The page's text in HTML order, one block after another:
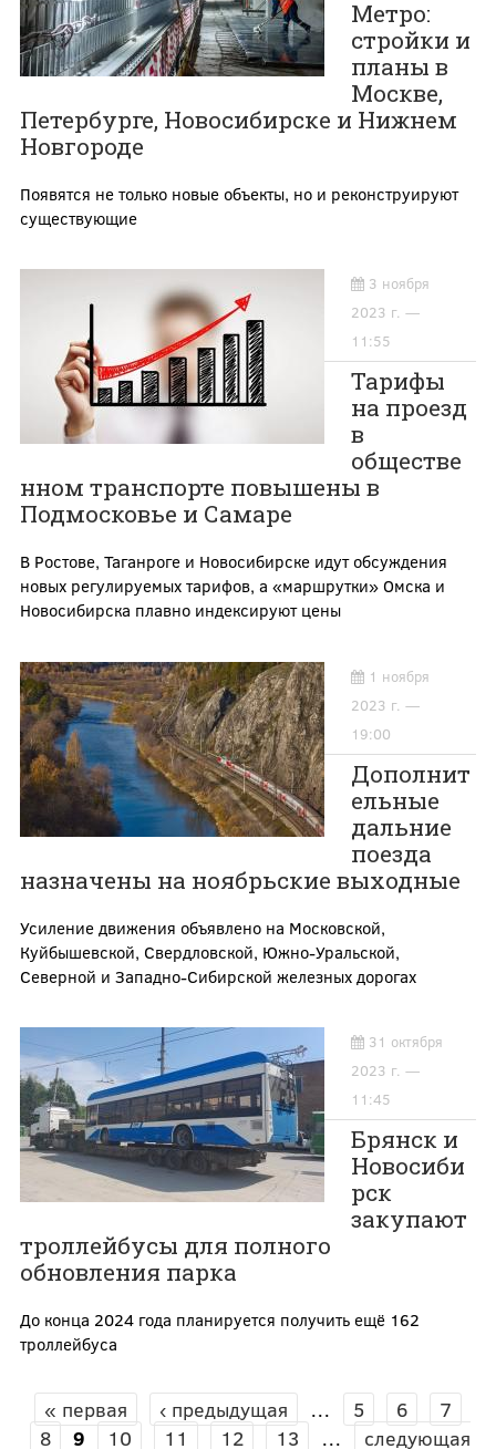
Метро:
стройки и
планы в
Москве,
Петербурге, Новосибирске и Нижнем
Новгороде
Появятся не только новые объекты, но и реконструируют
существующие
3 ноября
2023 г. —
11:55
Тарифы
на проезд
в
обществе
нном транспорте повышены в
Подмосковье и Самаре
В Ростове, Таганроге и Новосибирске идут обсуждения
новых регулируемых тарифов, а «маршрутки» Омска и
Новосибирска плавно индексируют цены
1 ноября
2023 г. —
19:00
Дополнит
ельные
дальние
поезда
назначены на ноябрьские выходные
Усиление движения объявлено на Московской,
Куйбышевской, Свердловской, Южно-Уральской,
Северной и Западно-Сибирской железных дорогах
31 октября
2023 г. —
11:45
Брянск и
Новосиби
рск
закупают
троллейбусы для полного
обновления парка
До конца 2024 года планируется получить ещё 162
троллейбуса
СТРАНИЦЫ
« первая ‹ предыдущая … 5 6
7
8
9 10 11 12 13 … следующая